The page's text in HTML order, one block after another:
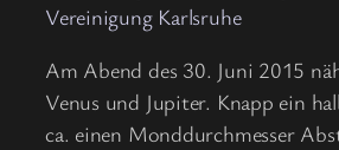
Vereinigung Karlsruhe
Am Abend des 30. Juni 2015
Venus und Jupiter. Knapp ein
ca. einen Monddurchmesser